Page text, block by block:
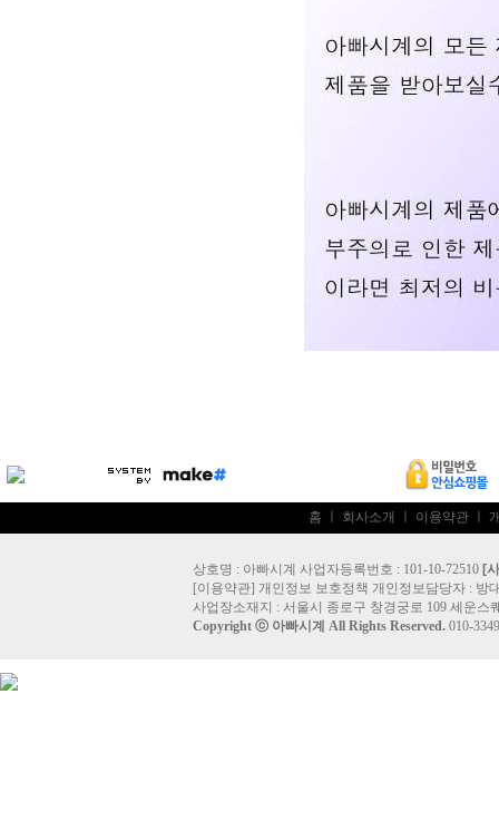
홈 회사소개 이용약관
상호명 : 아빠시계 사업자등록번호 : 101-10-72510 [
[이용약관] 개인정보 보호정책 개인정보담당자 : 방
사업장소재지 : 서울시 종로구 창경궁로 109 세운스
Copyright ⓒ 아빠시계 All Rights Reserved. 010-